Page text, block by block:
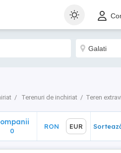
Terenuri de inchiriat Teren
EUR Sortează
0
RON EUR